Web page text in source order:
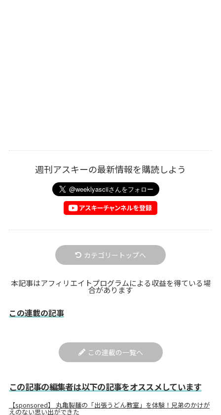
週刊アスキーの最新情報を購読しよう
カテゴリートップへ
本記事はアフィリエイトプログラムによる収益を得ている場
合があります
この連載の記事
この連載の一覧へ
この記事の編集者は以下の記事をオススメしています
【sponsored】 丸亀製麺の「出張うどん教室」を体験！兄弟のかけが
えのない思い出ができた